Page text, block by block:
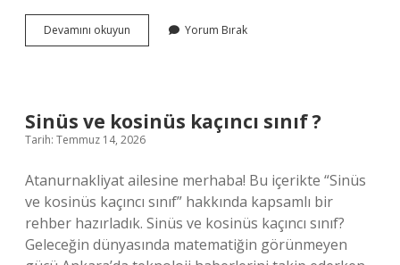
Devamını okuyun
ve
Yorum Bırak
Sinüs ve kosinüs kaçıncı sınıf ?
Tarih: Temmuz 14, 2026
Atanurnakliyat ailesine merhaba! Bu içerikte “Sinüs
ve kosinüs kaçıncı sınıf” hakkında kapsamlı bir
rehber hazırladık. Sinüs ve kosinüs kaçıncı sınıf?
Geleceğin dünyasında matematiğin görünmeyen